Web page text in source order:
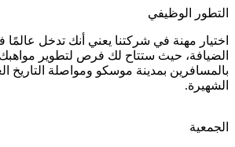
التطور الوظيفي
اختيار مهنة في شركتنا يعني أنك تدخل
الضيافة، حيث ستتاح لك فرص لتطوير
بالمسافرين بمدينة موسكو ومواصلة التاريخ
الشهيرة.
الجمعية